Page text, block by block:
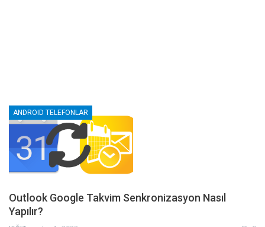
ANDROID TELEFONLAR
Outlook Google Takvim Senkronizasyon Nasıl
Yapılır?